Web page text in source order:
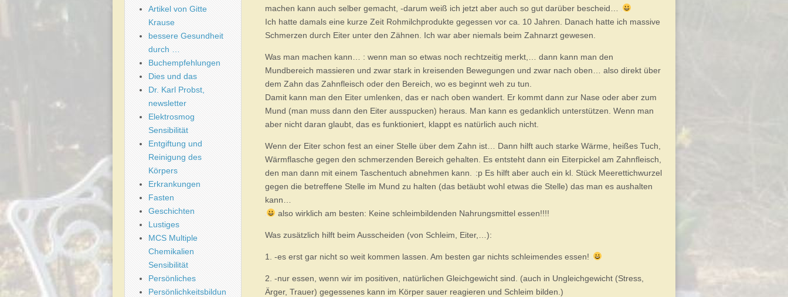
machen kann auch selber gemacht, -darum weiß ich jetzt aber auch so gut darüber bescheid…
Ich hatte damals eine kurze Zeit Rohmilchprodukte gegessen vor ca. 10 Jahren. Danach hatte ich massive
Schmerzen durch Eiter unter den Zähnen. Ich war aber niemals beim Zahnarzt gewesen.
Was man machen kann… : wenn man so etwas noch rechtzeitig merkt,… dann kann man den
Mundbereich massieren und zwar stark in kreisenden Bewegungen und zwar nach oben… also direkt über
dem Zahn das Zahnfleisch oder den Bereich, wo es beginnt weh zu tun.
Damit kann man den Eiter umlenken, das er nach oben wandert. Er kommt dann zur Nase oder aber zum
Mund (man muss dann den Eiter ausspucken) heraus. Man kann es gedanklich unterstützen. Wenn man
aber nicht daran glaubt, das es funktioniert, klappt es natürlich auch nicht.
Wenn der Eiter schon fest an einer Stelle über dem Zahn ist… Dann hilft auch starke Wärme, heißes Tuch,
Wärmflasche gegen den schmerzenden Bereich gehalten. Es entsteht dann ein Eiterpickel am Zahnfleisch,
den man dann mit einem Taschentuch abnehmen kann.
:p Es hilft aber auch ein kl. Stück Meerettichwurzel
gegen die betreffene Stelle im Mund zu halten (das betäubt wohl etwas die Stelle) das man es aushalten
kann…
also wirklich am besten: Keine schleimbildenden Nahrungsmittel essen!!!!
Was zusätzlich hilft beim Ausscheiden (von Schleim, Eiter,…):
1. -es erst gar nicht so weit kommen lassen. Am besten gar nichts schleimendes essen!
2. -nur essen, wenn wir im positiven, natürlichen Gleichgewicht sind. (auch in Ungleichgewicht (Stress,
Ärger, Trauer) gegessenes kann im Körper sauer reagieren und Schleim bilden.)
Artikel von Gitte
Krause
bessere Gesundheit
durch …
Buchempfehlungen
Dies und das
Dr. Karl Probst,
newsletter
Elektrosmog
Sensibilität
Entgiftung und
Reinigung des
Körpers
Erkrankungen
Fasten
Geschichten
Lustiges
MCS Multiple
Chemikalien
Sensibilität
Persönliches
Persönlichkeitsbildun